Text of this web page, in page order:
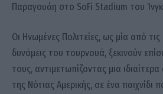
Παραγουάη στο SoFi Stadium του
Οι Ηνωμένες Πολιτείες, ως μία από τις
δυνάμεις του τουρνουά, ξεκινούν
τους, αντιμετωπίζοντας μια
της Νότιας Αμερικής, σε ένα παιχνίδι